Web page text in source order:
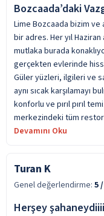
Bozcaada’daki
Lime Bozcaada bizim ve
bir adres. Her yıl
mutlaka burada
gerçekten evlerinde
Güler yüzleri, ilgileri ve
aynı sıcak karşılamayı
konforlu ve pırıl pırıl
merkezindeki tüm
Devamını Oku
Turan K
Genel değerlendirme: 5
Herşey